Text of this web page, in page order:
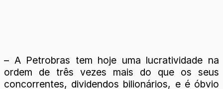
– A Petrobras tem hoje uma lucratividade na
ordem de três vezes mais do que os seus
concorrentes, dividendos bilionários, e é óbvio